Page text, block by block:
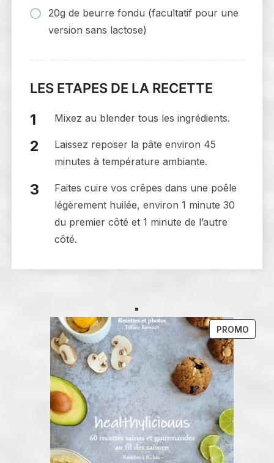
20g de beurre fondu (facultatif pour une
version sans lactose)
LES ETAPES DE LA RECETTE
Mixez au blender tous les ingrédients.
Laissez reposer la pâte environ 45
minutes à température ambiante.
Faites cuire vos crêpes dans une poêle
légèrement huilée, environ 1 minute 30
du premier côté et 1 minute de l’autre
côté.
PROMO